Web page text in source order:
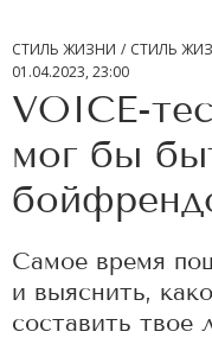
СТИЛЬ ЖИЗНИ
СТИЛЬ
01.04.2023, 23:00
VOICE-
мог бы
Самое время
и выяснить,
составить твое